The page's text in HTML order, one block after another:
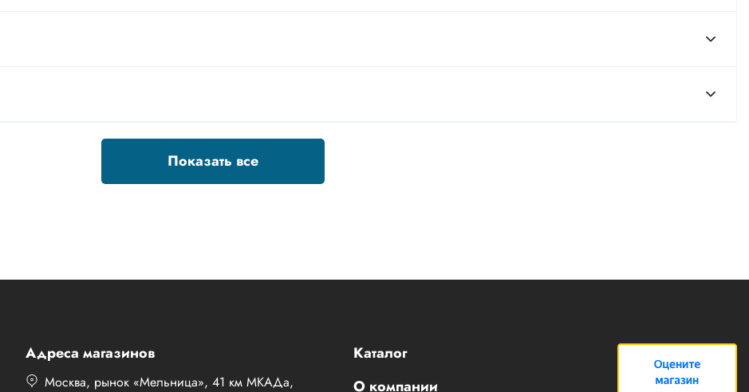
Показать все
Адреса магазинов
Москва, рынок «Мельница», 41 км МКАДа,
Каталог
О компании